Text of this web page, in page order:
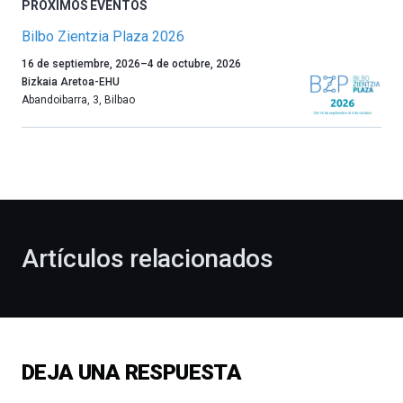
PRÓXIMOS EVENTOS
Bilbo Zientzia Plaza 2026
Un
año
más,
celebración
novena
Bilbo
16 de septiembre, 2026–4 de octubre, 2026
Bizkaia Aretoa-EHU
Abandoibarra, 3, Bilbao
Artículos relacionados
DEJA UNA RESPUESTA